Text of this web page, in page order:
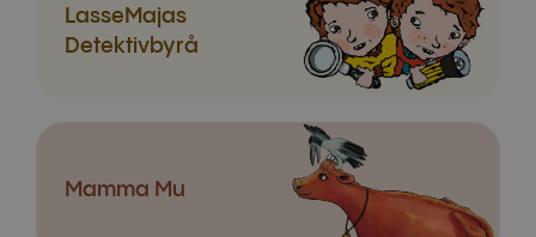
LasseMajas
Detektivbyrå
Mamma Mu